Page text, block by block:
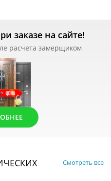
заказе на сайте!
расчета замерщиком
Смотреть все